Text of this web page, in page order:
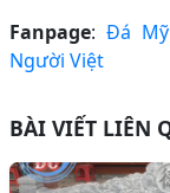
Fanpage: Đá
Người Việt
BÀI VIẾT LIÊN